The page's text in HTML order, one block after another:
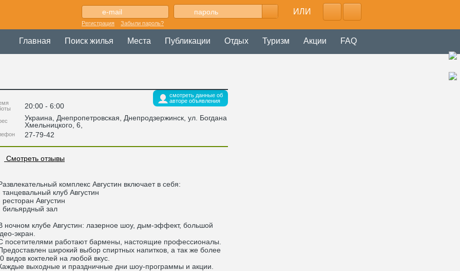
ИЛИ
Регистрация Забыли пароль?
Главная Поиск жилья Места Публикации Отдых Туризм Акции FAQ
смотреть данные об
авторе объявления
20:00 - 6:00
Украина Днепропетровская , Днепродзержинск, ул. Богдана
Хмельницкого, 6
27-79-42
Смотреть отзывы
комплекс Августин включает в себя:
клуб Августин
Августин
зал
клубе Августин: лазерное шоу, дым-эффект, большой
экран.
работают бармены, настоящие профессионалы.
широкий выбор спиртных напитков, а так же более
видов коктелей на любой вкус.
выходные и праздничные дни шоу-программы и акции.